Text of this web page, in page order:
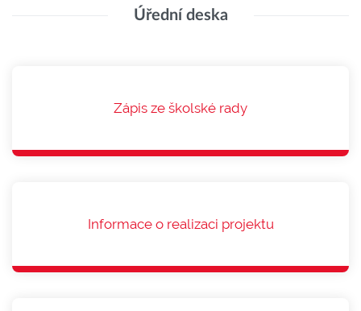
Úřední deska
Zápis ze školské rady
Informace o realizaci projektu